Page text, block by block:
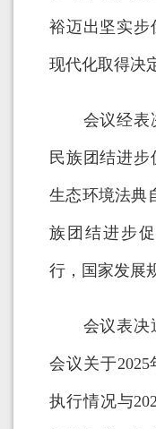
裕迈出坚实步
现代化取得决
会议经表决
民族团结进步
生态环境法典
族团结进步
行，国家发展
会议表决通
会议关于
执行情况与